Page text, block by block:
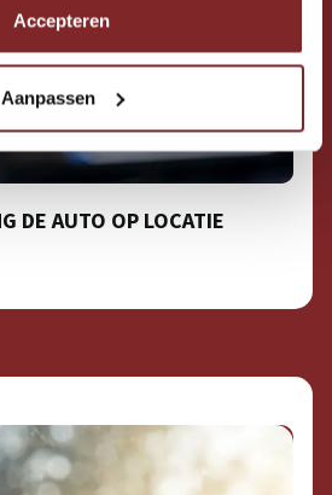
Accepteren
Aanpassen
DE AUTO OP LOCATIE